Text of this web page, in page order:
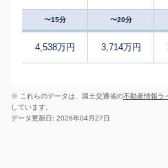
〜15分 〜20分
4,538万円 3,714万円
※ これらのデータは、国土交通省の不動産情報ラ
しています。
データ更新日: 2026年04月27日